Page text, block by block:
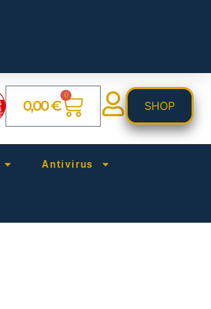
0,00€
0
SHOP
Antivirus